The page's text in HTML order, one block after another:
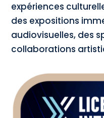
expériences
des expositions
audiovisuelles, des
collaborations